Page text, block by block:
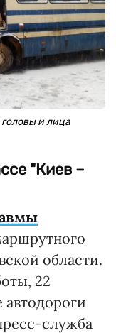
и лица
"Киев –
области.
22
служба